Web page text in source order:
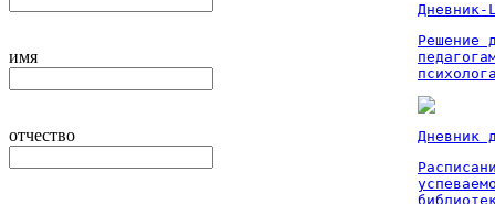
имя
отчество
Дневник-
Решение
Дневник